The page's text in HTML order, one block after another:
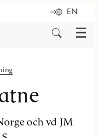
EN
Sök
innehåll
Meny
och vd JM